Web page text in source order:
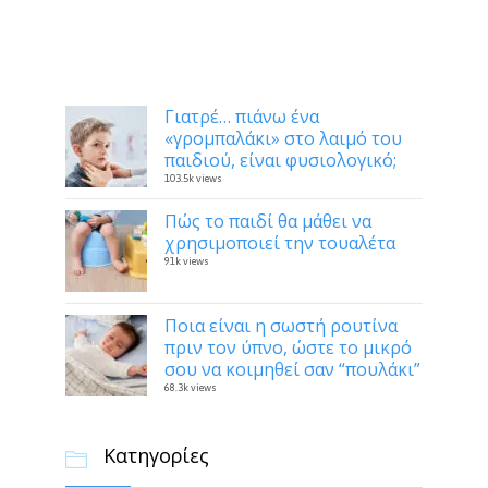
Γιατρέ… πιάνω ένα
«γρομπαλάκι» στο λαιμό του
παιδιού, είναι φυσιολογικό;
103.5k views
Πώς το παιδί θα μάθει να
χρησιμοποιεί την τουαλέτα
91k views
Ποια είναι η σωστή ρουτίνα
πριν τον ύπνο, ώστε το μικρό
σου να κοιμηθεί σαν “πουλάκι”
68.3k views
 Κατηγορίες